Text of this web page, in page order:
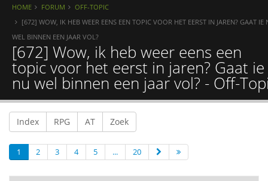
HOME FORUM
OFF-TOPIC
[672] WOW, IK HEB WEER EENS EEN TOPIC VOOR HET EERST IN JAREN? GAAT IE
WEL BINNEN EEN JAAR VOL?
[672] Wow, ik heb weer eens een
topic voor het eerst in jaren? Gaat ie
nu wel binnen een jaar vol? - Off-
Index RPG AT Zoek
1 2 3 4 5 ... 20